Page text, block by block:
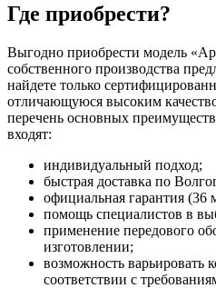
Где приобрести?
Выгодно приобрести модель
собственного производства
найдете только
отличающуюся высоким
перечень основных
входят:
индивидуальный подход;
быстрая доставка по
официальная гарантия (36
помощь специалистов в
применение передового
изготовлении;
возможность варьировать
соответствии с